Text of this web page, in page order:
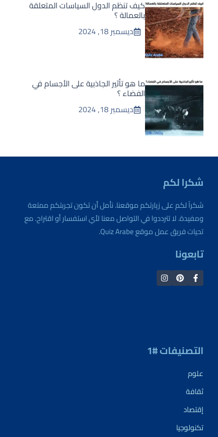
كيف تنظم الدول السياسات المتعلقة
بالعمالة ؟
ديسمبر 18, 2024
ما هو تأثير الجاذبية على الأجسام في
الفضاء ؟
ديسمبر 18, 2024
شكرا لكم
شكراً لكم على زيارتكم موقعنا. نأمل أن تكون تجربتكم ممتعة
ومفيدة. لا تترددوا في التواصل معنا لأي استفسار أو اقتراح. مع
تحيات فريق عمل موقع Quiz Arabe.
تابعونا
التصنيفات #1
علوم
ثقافة
إقتصاد
تكنولوجيا